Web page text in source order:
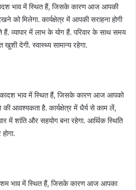
भाव में स्थित हैं, जिसके कारण आज आपकी
को मिलेगा. कार्यक्षेत्र में आपकी सराहना होगी
व्यापार में लाभ के योग हैं. परिवार के साथ समय
खुशी देगी. स्वास्थ्य सामान्य रहेगा.
भाव में स्थित हैं, जिसके कारण आज आपको
आवश्यकता है. कार्यक्षेत्र में धैर्य से काम लें,
में शांति और सहयोग बना रहेगा. आर्थिक स्थिति
भाव में स्थित हैं, जिसके कारण आज आपका